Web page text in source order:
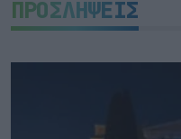
ΠΡΟΣΛΗΨΕΙΣ